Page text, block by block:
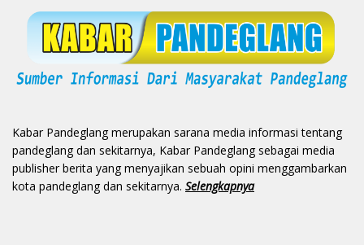
Kabar Pandeglang merupakan sarana media informasi tentang
pandeglang dan sekitarnya, Kabar Pandeglang sebagai media
publisher berita yang menyajikan sebuah opini menggambarkan
kota pandeglang dan sekitarnya. Selengkapnya